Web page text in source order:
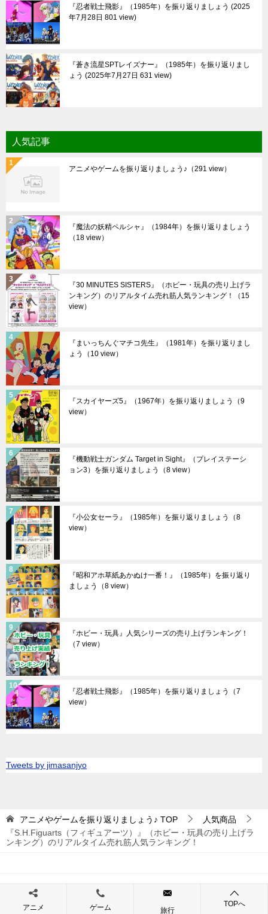
『忍者戦士飛影』（1985年）を振り返りましょう
2025
年7月28日 801 view
『蒼き流星SPTレイズナー』（1985年）を振り返りまし
ょう
2025年7月27日 631 view
人気記事
アニメやゲームを振り返りましょう♪ （291 view）
『魔法の妖精ペルシャ』（1984年）を振り返りましょう
（18 view）
『30 MINUTES SISTERS』（ホビー・玩具の売り上げラ
ンキング）のリアルタイム売れ筋人気ランキング！
（15
view）
『まいっちんぐマチコ先生』（1981年）を振り返りまし
ょう
（10 view）
『スカイヤーズ5』（1967年）を振り返りましょう
（9
view）
『機動戦士ガンダム Target in Sight』（プレイステーシ
ョン3）を振り返りましょう
（8 view）
『小公女セーラ』（1985年）を振り返りましょう
（8
view）
『昭和アホ草紙あかぬけ一番！』（1985年）を振り返り
ましょう
（8 view）
『ホビー・玩具』人気シリーズの売り上げランキング！
（7 view）
『忍者戦士飛影』（1985年）を振り返りましょう
（7
view）
Tweets by jimasanjyo
アニメやゲームを振り返りましょう♪ TOP
人気商品
『S.H.Figuarts（フィギュアーツ）』（ホビー・玩具の売り上げラ
ンキング）のリアルタイム売れ筋人気ランキング！
© 2019 アニメやゲームを振り返りましょう♪
アニメ ゲーム 旅行
TOPへ